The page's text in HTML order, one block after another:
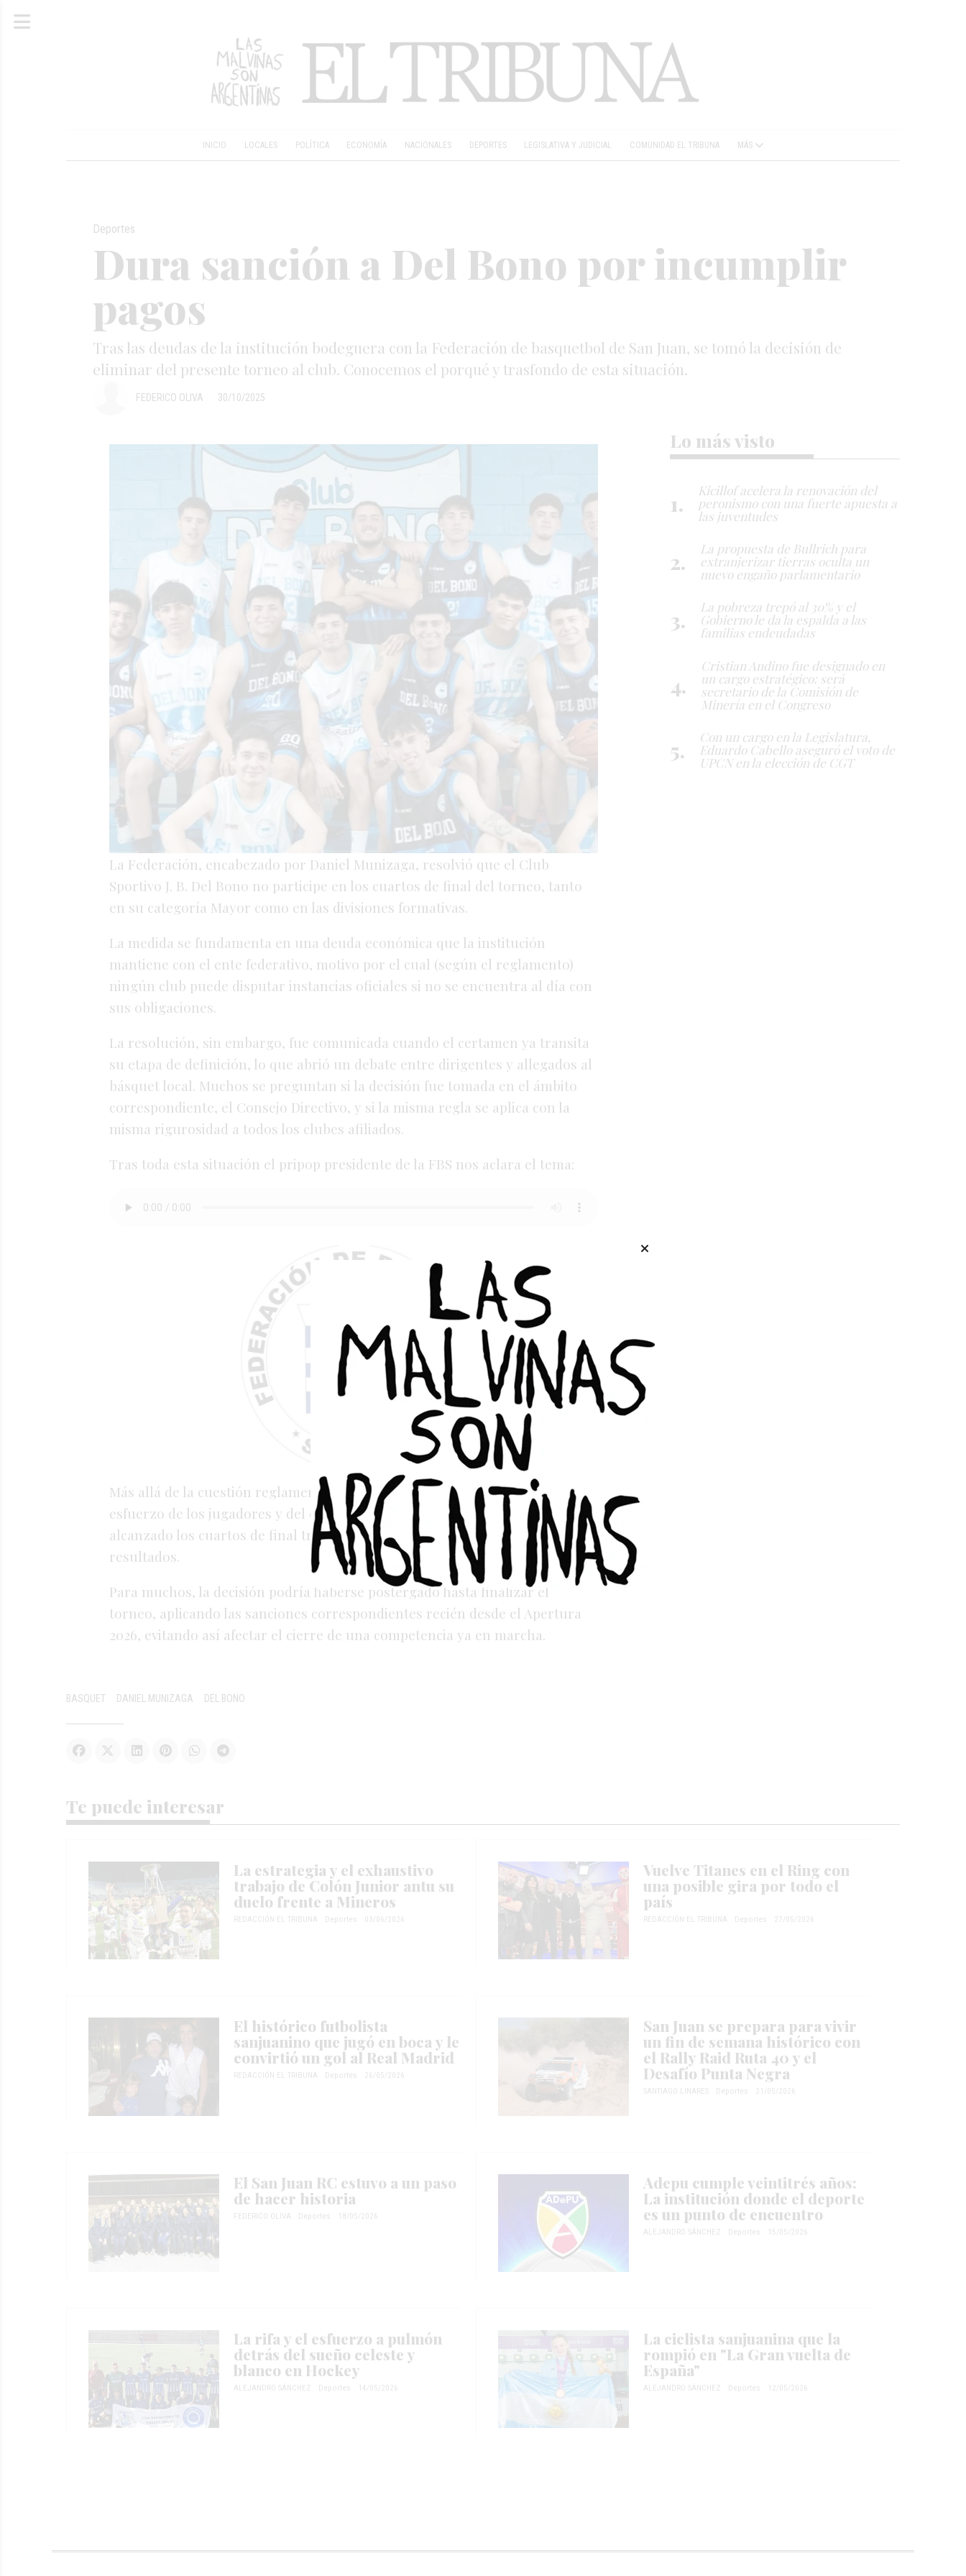
INICIO LOCALES POLÍTICA ECONOMÍA NACIONALES DEPORTES LEGISLATIVA Y JUDICIAL COMUNIDAD EL TRIBUNA MÁS
Dura sanción a Del Bono por incumplir
pagos
Tras las deudas de la institución bodeguera con la Federación de basquetbol de San Juan, se tomó la decisión de
eliminar del presente torneo al club. Conocemos el porqué y trasfondo de esta situación.
Deportes
30/10/2025
FEDERICO OLIVA
La Federación, encabezado por Daniel Munizaga, resolvió que el Club
Sportivo J. B. Del Bono no participe en los cuartos de final del torneo, tanto
en su categoría Mayor como en las divisiones formativas.
La medida se fundamenta en una deuda económica que la institución
mantiene con el ente federativo, motivo por el cual (según el reglamento)
ningún club puede disputar instancias oficiales si no se encuentra al día con
sus obligaciones.
La resolución, sin embargo, fue comunicada cuando el certamen ya transita
su etapa de definición, lo que abrió un debate entre dirigentes y allegados al
básquet local. Muchos se preguntan si la decisión fue tomada en el ámbito
correspondiente, el Consejo Directivo, y si la misma regla se aplica con la
misma rigurosidad a todos los clubes afiliados.
Tras toda esta situación el pripop presidente de la FBS nos aclara el tema:
Más allá de la cuestión reglamentaria, la medida deja fuera del parquet el
esfuerzo de los jugadores y del cuerpo técnico de Del Bono, que habían
alcanzado los cuartos de final tras una temporada regular con buenos
resultados.
Para muchos, la decisión podría haberse postergado hasta finalizar el
torneo, aplicando las sanciones correspondientes recién desde el Apertura
2026, evitando así afectar el cierre de una competencia ya en marcha.
BASQUET DANIEL MUNIZAGA DEL BONO
Te puede interesar
La estrategia y el exhaustivo
trabajo de Colón Junior antu su
duelo frente a Mineros
REDACCIÓN EL TRIBUNA Deportes 03/06/2026
Vuelve Titanes en el Ring con
una posible gira por todo el
país
REDACCIÓN EL TRIBUNA Deportes 27/05/2026
El histórico futbolista
sanjuanino que jugó en boca y le
convirtió un gol al Real Madrid
REDACCIÓN EL TRIBUNA Deportes 26/05/2026
San Juan se prepara para vivir
un fin de semana histórico con
el Rally Raid Ruta 40 y el
Desafío Punta Negra
SANTIAGO LINARES Deportes 21/05/2026
El San Juan RC estuvo a un paso
de hacer historia
FEDERICO OLIVA Deportes 18/05/2026
Adepu cumple veintitrés años:
La institución donde el deporte
es un punto de encuentro
ALEJANDRO SÁNCHEZ Deportes 15/05/2026
La rifa y el esfuerzo a pulmón
detrás del sueño celeste y
blanco en Hockey
ALEJANDRO SÁNCHEZ Deportes 14/05/2026
La ciclista sanjuanina que la
rompió en "La Gran vuelta de
España"
ALEJANDRO SÁNCHEZ Deportes 12/05/2026
Lo más visto
Kicillof acelera la renovación del
peronismo con una fuerte apuesta a
las juventudes
La propuesta de Bullrich para
extranjerizar tierras oculta un
nuevo engaño parlamentario
La pobreza trepó al 30% y el
Gobierno le da la espalda a las
familias endeudadas
Cristian Andino fue designado en
un cargo estratégico: será
secretario de la Comisión de
Minería en el Congreso
Con un cargo en la Legislatura,
Eduardo Cabello aseguró el voto de
UPCN en la elección de CGT